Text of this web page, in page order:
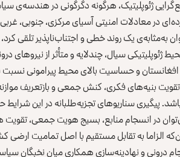
ژئوپلیتیک، هرگونه دگرگونی در هندسه‌ی
در معادلات امنیتی آسیای مرکزی، جنوبی، غربی
به‌مثابه‌ی یک روند خطی و اجتناب‌ناپذیر تلقی
سیال، چندلایه و متأثر از نیروهای
افغانستان و حساسیت بالای محیط پیرامونی نسبت
تقویت بنیه‌های فکری، کنش جمعی و بازتعریف
پیگیری سناریوهای تجزیه‌طلبانه در این
در انسجام منابع، بسیج هویت جمعی،
الزاما به تقابل مستقیم با اصل تمامیت ارضی
درونی و نهادینه‌سازی همکاری میان نخبگان